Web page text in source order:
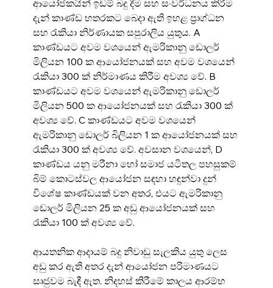
ආයෝජකයින් ඉඩම් බදු දීම සහ සංවර්ධනය කිරීම
දැන් කාණ්ඩ හතරකට බෙදා ඇති ඉහළ ප්‍රාග්ධන
සහ රැකියා නිර්ණායක සපුරාලිය යුතුය. A
කාණ්ඩයට අවම වශයෙන් ඇමරිකානු ඩොලර්
මිලියන 100 ක ආයෝජනයක් සහ අවම වශයෙන්
රැකියා 300 ක් නිර්මාණය කිරීම අවශ්‍ය වේ. B
කාණ්ඩයට අවම වශයෙන් ඇමරිකානු ඩොලර්
මිලියන 500 ක ආයෝජනයක් සහ රැකියා 300 ක්
අවශ්‍ය වේ. C කාණ්ඩයට අවම වශයෙන්
ඇමරිකානු ඩොලර් බිලියන 1 ක ආයෝජනයක් සහ
රැකියා 300 ක් අවශ්‍ය වේ. අවසාන වශයෙන්, D
කාණ්ඩය යනු මරීනා හෝ සමාජ යටිතල පහසුකම්
බිම් කොටස්වල ආයෝජන සඳහා හඳුන්වා දුන්
විශේෂ කාණ්ඩයක් වන අතර, එයට ඇමරිකානු
ඩොලර් මිලියන 25 ක අඩු ආයෝජනයක් සහ
රැකියා 100 ක් අවශ්‍ය වේ.
ආයතනික ආදායම් බදු නිවාඩු සැලකිය යුතු ලෙස
අඩු කර ඇති අතර දැන් ආයෝජන පරිමාණයට
සෘජුවම බැඳී ඇත. නිදහස් කිරීමේ කාලය ආරම්භ